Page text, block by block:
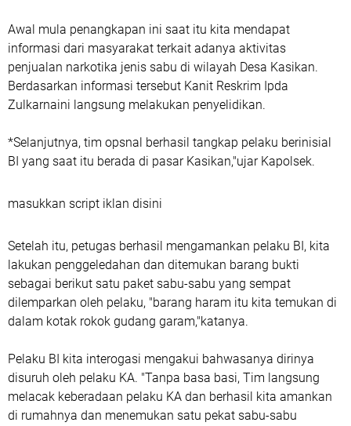
Awal mula penangkapan ini saat itu kita mendapat
informasi dari masyarakat terkait adanya aktivitas
penjualan narkotika jenis sabu di wilayah Desa Kasikan.
Berdasarkan informasi tersebut Kanit Reskrim Ipda
Zulkarnaini langsung melakukan penyelidikan.
*Selanjutnya, tim opsnal berhasil tangkap pelaku berinisial
BI yang saat itu berada di pasar Kasikan,"ujar Kapolsek.
masukkan script iklan disini
Setelah itu, petugas berhasil mengamankan pelaku BI, kita
lakukan penggeledahan dan ditemukan barang bukti
sebagai berikut satu paket sabu-sabu yang sempat
dilemparkan oleh pelaku, "barang haram itu kita temukan di
dalam kotak rokok gudang garam,"katanya.
Pelaku BI kita interogasi mengakui bahwasanya dirinya
disuruh oleh pelaku KA. "Tanpa basa basi, Tim langsung
melacak keberadaan pelaku KA dan berhasil kita amankan
di rumahnya dan menemukan satu pekat sabu-sabu